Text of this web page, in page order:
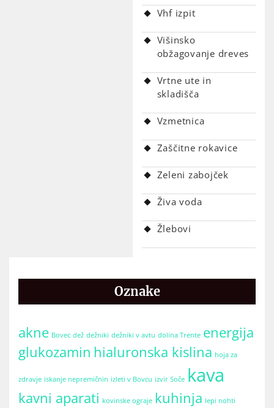
Vhf izpit
Višinsko
obžagovanje dreves
Vrtne ute in
skladišča
Vzmetnica
Zaščitne rokavice
Zeleni zabojček
Živa voda
Žlebovi
Oznake
akne Bovec dež dežniki dežniki v avtu dolina Trente energija
glukozamin hialuronska kislina hoja za
zdravje iskanje nepremičnin izleti v Bovcu izvir Soče kava
kavni aparati kovinske ograje kuhinja lepi nohti